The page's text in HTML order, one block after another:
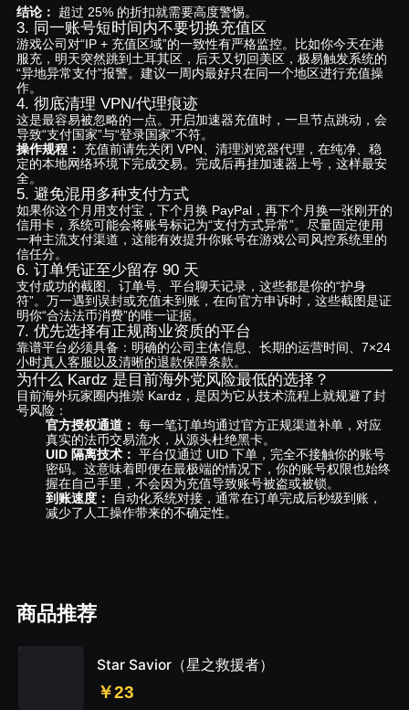
结论： 超过 25% 的折扣就需要高度警惕。
3. 同一账号短时间内不要切换充值区
游戏公司对“IP + 充值区域”的一致性有严格监控。比如你今天在港
服充，明天突然跳到土耳其区，后天又切回美区，极易触发系统的
“异地异常支付”报警。建议一周内最好只在同一个地区进行充值操
作。
4. 彻底清理 VPN/代理痕迹
这是最容易被忽略的一点。开启加速器充值时，一旦节点跳动，会
导致“支付国家”与“登录国家”不符。
操作规程：
充值前请先关闭 VPN、清理浏览器代理，在纯净、稳
定的本地网络环境下完成交易。完成后再挂加速器上号，这样最安
全。
5. 避免混用多种支付方式
如果你这个月用支付宝，下个月换 PayPal，再下个月换一张刚开的
信用卡，系统可能会将账号标记为“支付方式异常”。尽量固定使用
一种主流支付渠道，这能有效提升你账号在游戏公司风控系统里的
信任分。
6. 订单凭证至少留存 90 天
支付成功的截图、订单号、平台聊天记录，这些都是你的“护身
符”。万一遇到误封或充值未到账，在向官方申诉时，这些截图是证
明你“合法法币消费”的唯一证据。
7. 优先选择有正规商业资质的平台
靠谱平台必须具备：明确的公司主体信息、长期的运营时间、7×24
小时真人客服以及清晰的退款保障条款。
为什么 Kardz 是目前海外党风险最低的选择？
目前海外玩家圈内推崇 Kardz，是因为它从技术流程上就规避了封
号风险：
官方授权通道： 每一笔订单均通过官方正规渠道补单，对应
真实的法币交易流水，从源头杜绝黑卡。
UID 隔离技术： 平台仅通过 UID 下单，完全不接触你的账号
密码。这意味着即便在最极端的情况下，你的账号权限也始终
握在自己手里，不会因为充值导致账号被盗或被锁。
到账速度：
自动化系统对接，通常在订单完成后秒级到账，
减少了人工操作带来的不确定性。
商品推荐
Star Savior（星之救援者）
￥23